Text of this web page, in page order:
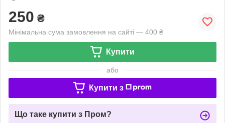
250 ₴
Мінімальна сума замовлення на сайті — 400 ₴
Купити
або
Купити з
Що таке купити з Пром?